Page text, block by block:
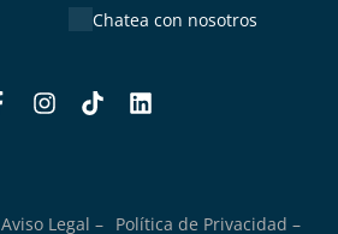
Chatea con nosotros
Aviso Legal – Política de Privacidad –